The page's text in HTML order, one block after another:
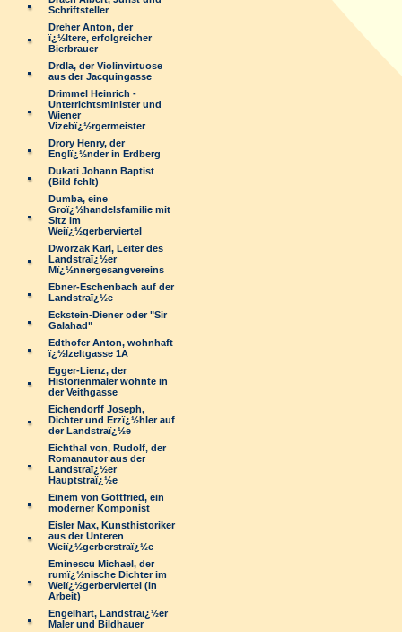
Schriftsteller
Dreher Anton, der
ï¿½ltere, erfolgreicher
Bierbrauer
Drdla, der Violinvirtuose
aus der Jacquingasse
Drimmel Heinrich -
Unterrichtsminister und
Wiener
Vizebï¿½rgermeister
Drory Henry, der
Englï¿½nder in Erdberg
Dukati Johann Baptist
(Bild fehlt)
Dumba, eine
Groï¿½handelsfamilie mit
Sitz im
Weiï¿½gerberviertel
Dworzak Karl, Leiter des
Landstraï¿½er
Mï¿½nnergesangvereins
Ebner-Eschenbach auf der
Landstraï¿½e
Eckstein-Diener oder "Sir
Galahad"
Edthofer Anton, wohnhaft
ï¿½lzeltgasse 1A
Egger-Lienz, der
Historienmaler wohnte in
der Veithgasse
Eichendorff Joseph,
Dichter und Erzï¿½hler auf
der Landstraï¿½e
Eichthal von, Rudolf, der
Romanautor aus der
Landstraï¿½er
Hauptstraï¿½e
Einem von Gottfried, ein
moderner Komponist
Eisler Max, Kunsthistoriker
aus der Unteren
Weiï¿½gerberstraï¿½e
Eminescu Michael, der
rumï¿½nische Dichter im
Weiï¿½gerberviertel (in
Arbeit)
Engelhart, Landstraï¿½er
Maler und Bildhauer